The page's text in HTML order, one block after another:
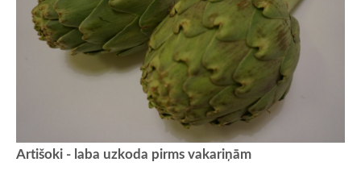
Artišoki - laba uzkoda pirms vakariņām